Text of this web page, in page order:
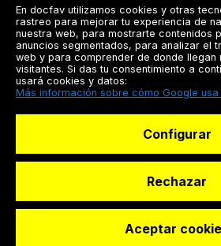
Registrarse
Docfav
© Dashboard
En docfav utilizamos cookies y otras
rastreo para mejorar tu experiencia de
nuestra web, para mostrarte contenidos
anuncios segmentados, para analizar el
web y para comprender de donde llegan
visitantes. Si das tu consentimiento a
usará cookies y datos:
Más información sobre cómo Google usa
Configurar
Rechazar
Aceptar